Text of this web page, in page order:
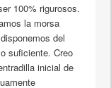
100% rigurosos.
la morsa
del
suficiente. Creo
inicial de